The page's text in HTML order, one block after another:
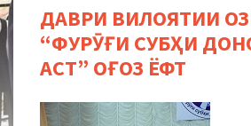
ДАВРИ ВИЛОЯТИИ
“ФУРӮҒИ СУБҲИ
АСТ” ОҒОЗ ЁФТ